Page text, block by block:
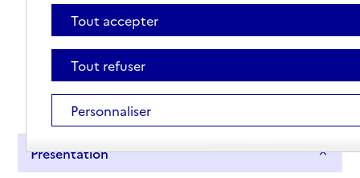
Tout déplier
Présentation
Tout accepter
Tout refuser
Personnaliser